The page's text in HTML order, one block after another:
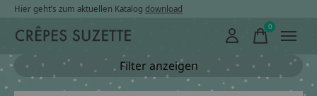
Hier geht’s zum aktuellen Katalog download
0items
Filter anzeigen